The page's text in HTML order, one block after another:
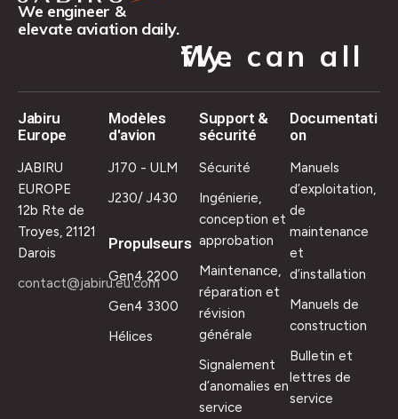
We engineer &
elevate aviation daily.
We can all fly.
Jabiru
Europe
JABIRU
EUROPE
12b Rte de
Troyes, 21121
Darois
contact@jabiru.eu.com
Modèles
d'avion
J170 - ULM
J230/ J430
Propulseurs
Gen4 2200
Gen4 3300
Hélices
Support &
sécurité
Sécurité
Ingénierie,
conception et
approbation
Maintenance,
réparation et
révision
générale
Signalement
d’anomalies en
service
Documentati
on
Manuels
d’exploitation,
de
maintenance
et
d’installation
Manuels de
construction
Bulletin et
lettres de
service